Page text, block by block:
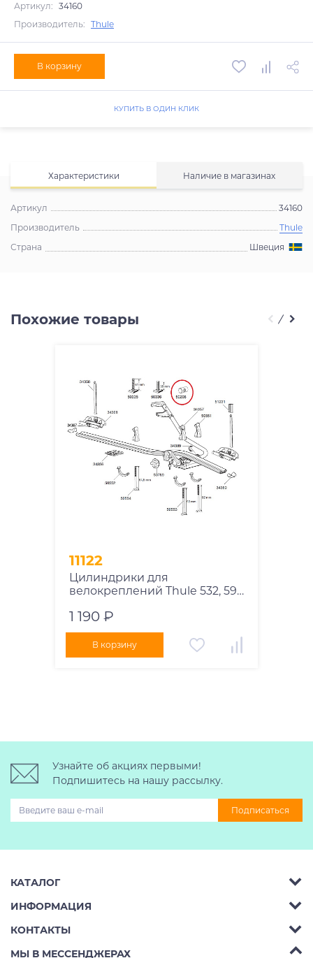
Характеристики Наличие в магазинах
Артикул
34160
Производитель
Thule
Страна
Швеция
Артикул: 34160
Производитель: Thule
В корзину
КУПИТЬ В ОДИН КЛИК
Похожие товары
11122
Цилиндрики для
велокреплений Thule 532, 591,
1 190 ₽
В корзину
Узнайте об акциях первыми!
Подпишитесь на нашу рассылку.
Подписаться
КАТАЛОГ
Багажник на крышу авто
Автобоксы
ИНФОРМАЦИЯ
Аренда
КОНТАКТЫ
Телефон: 8 (495) 2367486
МЫ В МЕССЕНДЖЕРАХ